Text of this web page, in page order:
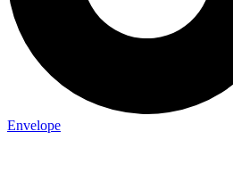
Envelope